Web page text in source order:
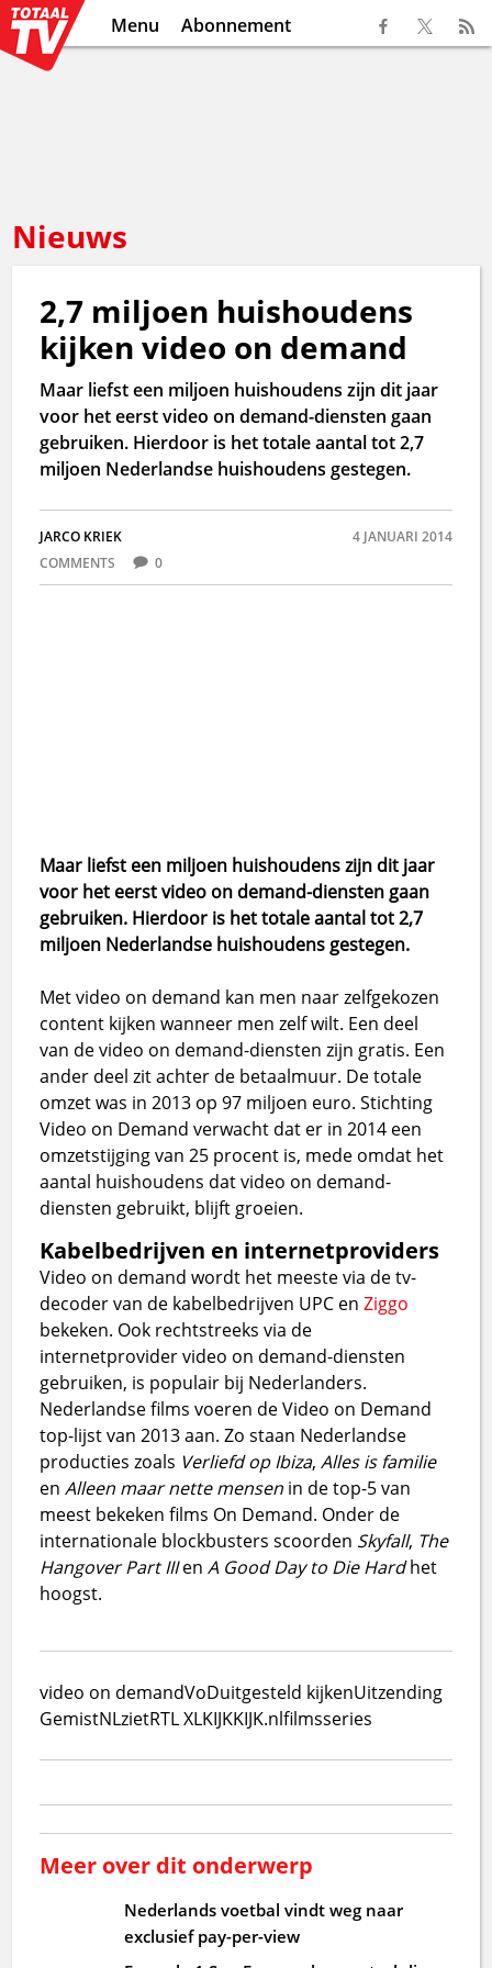
Menu Abonnement
Nieuws
2,7 miljoen huishoudens
kijken video on demand
Maar liefst een miljoen huishoudens zijn dit jaar
voor het eerst video on demand-diensten gaan
gebruiken. Hierdoor is het totale aantal tot 2,7
miljoen Nederlandse huishoudens gestegen.
JARCO KRIEK
4 JANUARI 2014
COMMENTS
0
Maar liefst een miljoen huishoudens zijn dit jaar
voor het eerst video on demand-diensten gaan
gebruiken. Hierdoor is het totale aantal tot 2,7
miljoen Nederlandse huishoudens gestegen.
Met video on demand kan men naar zelfgekozen
content kijken wanneer men zelf wilt. Een deel
van de video on demand-diensten zijn gratis. Een
ander deel zit achter de betaalmuur. De totale
omzet was in 2013 op 97 miljoen euro. Stichting
Video on Demand verwacht dat er in 2014 een
omzetstijging van 25 procent is, mede omdat het
aantal huishoudens dat video on demand-
diensten gebruikt, blijft groeien.
Kabelbedrijven en internetproviders
Video on demand wordt het meeste via de tv-
decoder van de kabelbedrijven UPC enZiggo
bekeken. Ook rechtstreeks via de
internetprovider video on demand-diensten
gebruiken, is populair bij Nederlanders.
Nederlandse films voeren de Video on Demand
top-lijst van 2013 aan. Zo staan Nederlandse
producties zoals Verliefd op Ibiza,Alles is familie
enAlleen maar nette mensen in de top-5 van
meest bekeken films On Demand. Onder de
internationale blockbusters scoorden Skyfall, The
Hangover Part IIIenA Good Day to Die Hardhet
hoogst.
video on demandVoDuitgesteld kijkenUitzending
GemistNLzietRTL XLKIJKKIJK.nlfilmsseries
Meer over dit onderwerp
Nederlands voetbal vindt weg naar
exclusief pay-per-view